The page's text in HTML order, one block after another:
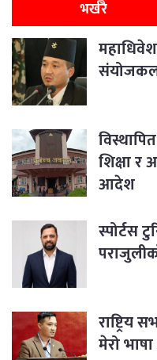
भर्खरै
शिक्षा र
आदेश
स्पोर्टस
मेरो